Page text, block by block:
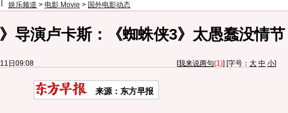
娱乐频道 > 电影 Movie > 国外电影动态
》导演卢卡斯：《蜘蛛侠3》太愚蠢没情节
日09:08 [我来说两句(1)] [字号： 大 中 小]
来源：东方早报